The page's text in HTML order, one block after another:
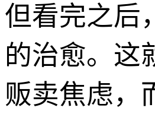
但看完之后
的治愈。
贩卖焦虑，